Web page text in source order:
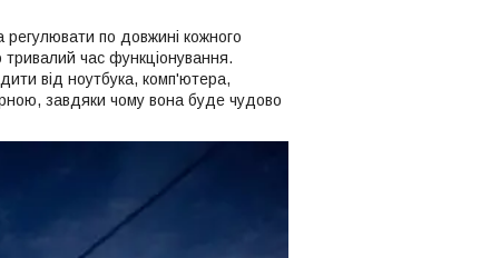
регулювати по довжині кожного
час функціонування.
від ноутбука, комп'ютера,
завдяки чому вона буде чудово